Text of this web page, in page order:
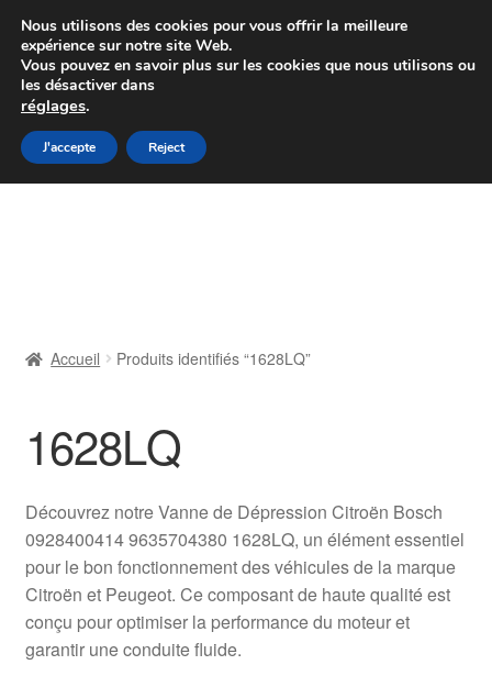
Colissimo livraison à partir de 7 EUR
Du lundi au vendredi de 9 h à 16 h
Aller
à
Aller
au
Livraison
Livraison internationale
Mon compte
Paiements
Accueil Produits identifiés “1628LQ”
1628LQ
Découvrez notre Vanne de Dépression Citroën Bosch
0928400414 9635704380 1628LQ, un élément essentiel
pour le bon fonctionnement des véhicules de la marque
Citroën et Peugeot. Ce composant de haute qualité est
conçu pour optimiser la performance du moteur et
garantir une conduite fluide.
Nous utilisons des cookies pour vous offrir la meilleure
expérience sur notre site Web.
Vous pouvez en savoir plus sur les cookies que nous utilisons ou
les désactiver dans
réglages.
J'accepte Reject